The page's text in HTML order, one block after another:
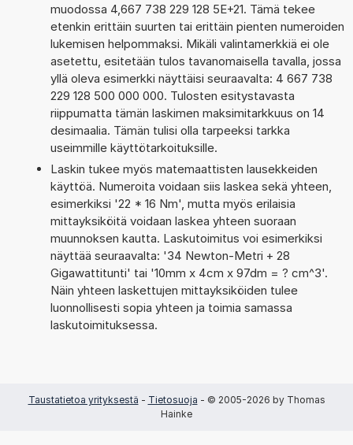
muodossa 4,667 738 229 128 5E+21. Tämä tekee
etenkin erittäin suurten tai erittäin pienten numeroiden
lukemisen helpommaksi. Mikäli valintamerkkiä ei ole
asetettu, esitetään tulos tavanomaisella tavalla, jossa
yllä oleva esimerkki näyttäisi seuraavalta: 4 667 738
229 128 500 000 000. Tulosten esitystavasta
riippumatta tämän laskimen maksimitarkkuus on 14
desimaalia. Tämän tulisi olla tarpeeksi tarkka
useimmille käyttötarkoituksille.
Laskin tukee myös matemaattisten lausekkeiden
käyttöä. Numeroita voidaan siis laskea sekä yhteen,
esimerkiksi '22 * 16 Nm', mutta myös erilaisia
mittayksiköitä voidaan laskea yhteen suoraan
muunnoksen kautta. Laskutoimitus voi esimerkiksi
näyttää seuraavalta: '34 Newton-Metri + 28
Gigawattitunti' tai '10mm x 4cm x 97dm = ? cm^3'.
Näin yhteen laskettujen mittayksiköiden tulee
luonnollisesti sopia yhteen ja toimia samassa
laskutoimituksessa.
Taustatietoa yrityksestä - Tietosuoja - © 2005-2026 by Thomas
Hainke